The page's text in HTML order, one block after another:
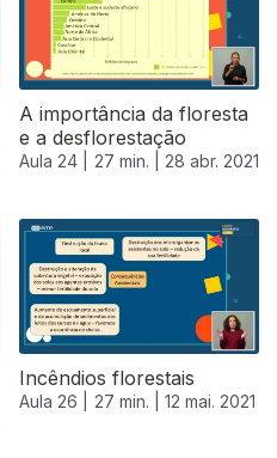
A importância da floresta
e a desflorestação
Aula 24 | 27 min. | 28 abr. 2021
Incêndios florestais
Aula 26 | 27 min. | 12 mai. 2021